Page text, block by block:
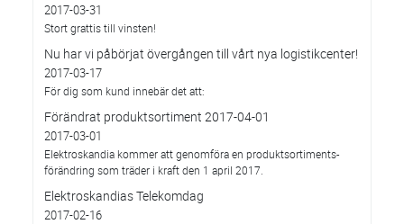
2017-03-31
Stort grattis till vinsten!
Nu har vi påbörjat övergången till vårt nya logistikcenter!
2017-03-17
För dig som kund innebär det att:
Förändrat produktsortiment 2017-04-01
2017-03-01
Elektroskandia kommer att genomföra en produktsortiments-
förändring som träder i kraft den 1 april 2017.
Elektroskandias Telekomdag
2017-02-16